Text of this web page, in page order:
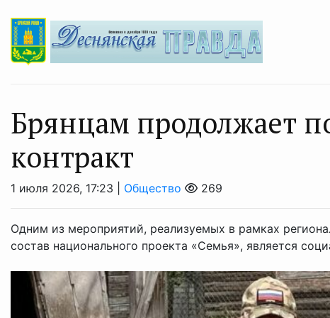
Брянцам продолжает
контракт
1 июля 2026, 17:23 | Общество 269
Одним из мероприятий, реализуемых в рамках
состав национального проекта «Семья», является